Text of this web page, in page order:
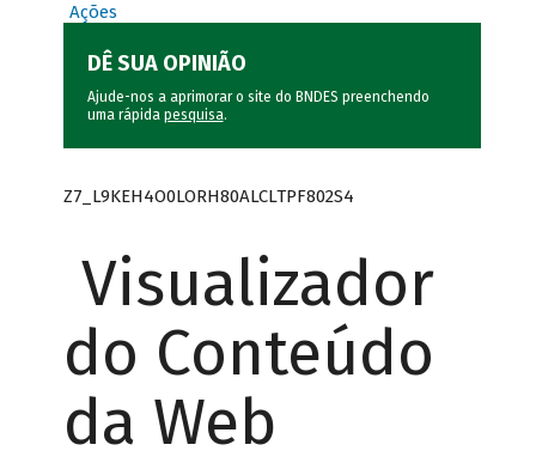
Ações
DÊ SUA OPINIÃO
Ajude-nos a aprimorar o site do BNDES preenchendo
uma rápida pesquisa.
Z7_L9KEH4O0LORH80ALCLTPF802S4
Visualizador
do Conteúdo
da Web